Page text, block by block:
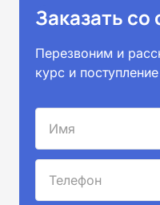
Заказать со
Перезвоним и
курс и поступление